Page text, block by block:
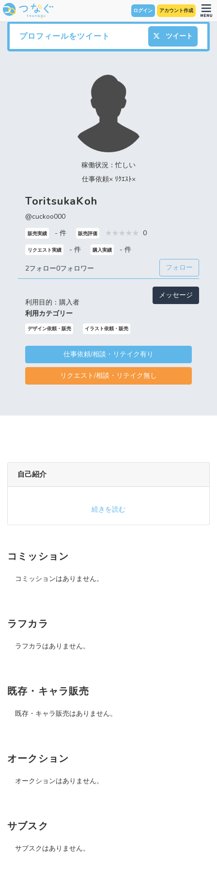
ログイン アカウント作成
プロフィールをツイート ツイート
稼働状況：忙しい
仕事依頼× ﾘｸｴｽﾄ×
ToritsukaKoh
@cuckoo000
販売実績 - 件 販売評価 0
リクエスト実績 - 件 購入実績 - 件
2フォロー0フォロワー フォロー
利用目的：購入者
メッセージ
利用カテゴリー
デザイン依頼・販売 イラスト依頼・販売
仕事依頼/相談・リテイク有り
リクエスト/相談・リテイク無し
自己紹介
続きを読む
コミッション
コミッションはありません。
ラフカラ
ラフカラはありません。
既存・キャラ販売
既存・キャラ販売はありません。
オークション
オークションはありません。
サブスク
サブスクはありません。